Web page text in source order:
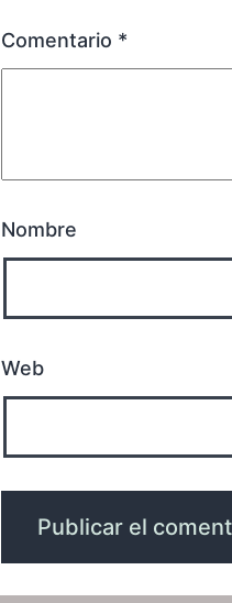
Comentario *
Nombre
Web